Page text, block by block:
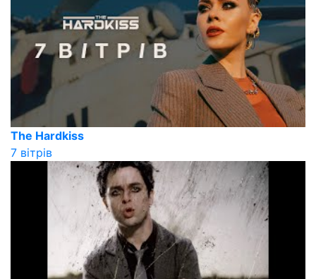
The Hardkiss
7 вітрів